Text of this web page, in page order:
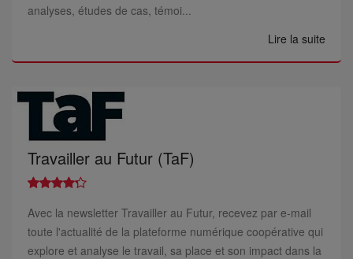
analyses, études de cas, témoi...
Lire la suite
Travailler au Futur (TaF)
Avec la newsletter Travailler au Futur, recevez par e-mail
toute l'actualité de la plateforme numérique coopérative qui
explore et analyse le travail, sa place et son impact dans la